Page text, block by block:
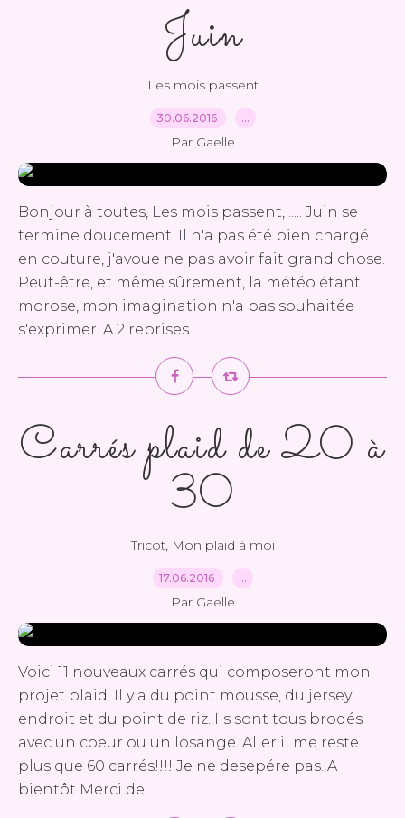
Juin
Les mois passent
30.06.2016 …
Par Gaelle
Bonjour à toutes, Les mois passent, ..... Juin se
termine doucement. Il n'a pas été bien chargé
en couture, j'avoue ne pas avoir fait grand chose.
Peut-être, et même sûrement, la météo étant
morose, mon imagination n'a pas souhaitée
s'exprimer. A 2 reprises...
Carrés plaid de 20 à
30
Tricot, Mon plaid à moi
17.06.2016 …
Par Gaelle
Voici 11 nouveaux carrés qui composeront mon
projet plaid. Il y a du point mousse, du jersey
endroit et du point de riz. Ils sont tous brodés
avec un coeur ou un losange. Aller il me reste
plus que 60 carrés!!!! Je ne desepére pas. A
bientôt Merci de...